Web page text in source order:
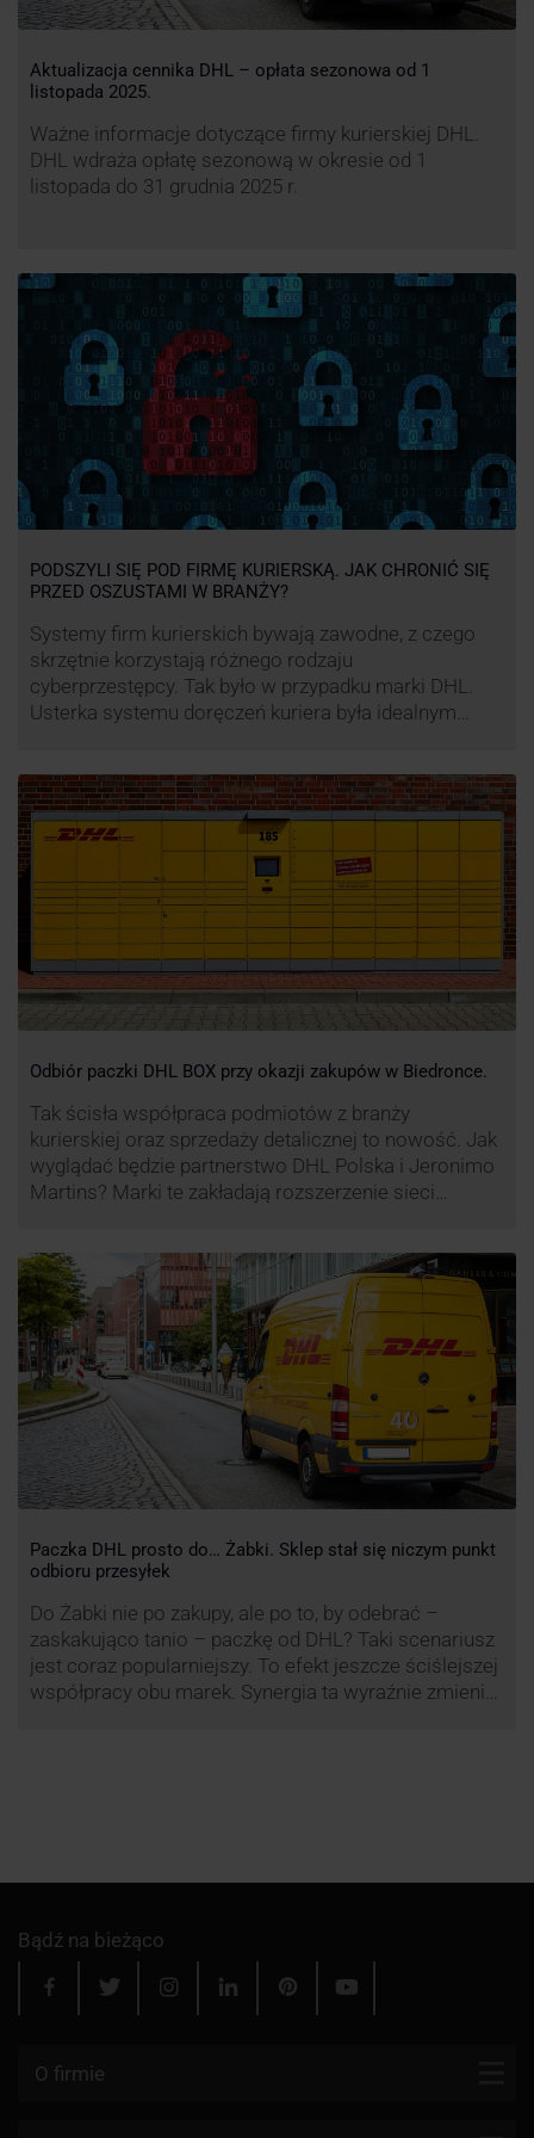
Aktualizacja cennika DHL – opłata sezonowa od 1
listopada 2025.
Ważne informacje dotyczące firmy kurierskiej DHL.
DHL wdraża opłatę sezonową w okresie od 1
listopada do 31 grudnia 2025 r.
PODSZYLI SIĘ POD FIRMĘ KURIERSKĄ. JAK CHRONIĆ SIĘ
PRZED OSZUSTAMI W BRANŻY?
Systemy firm kurierskich bywają zawodne, z czego
skrzętnie korzystają różnego rodzaju
cyberprzestępcy. Tak było w przypadku marki DHL.
Usterka systemu doręczeń kuriera była idealnym
oszukać cyberprzestępcom, którzy próbują
wykorzystać problemy przedsiębiorstw działających
w branży kurierskiej?
Odbiór paczki DHL BOX przy okazji zakupów w Biedronce.
Tak ścisła współpraca podmiotów z branży
kurierskiej oraz sprzedaży detalicznej to nowość. Jak
wyglądać będzie partnerstwo DHL Polska i Jeronimo
Martins? Marki te zakładają rozszerzenie sieci
Paczka DHL prosto do… Żabki. Sklep stał się niczym punkt
odbioru przesyłek
Do Żabki nie po zakupy, ale po to, by odebrać –
zaskakująco tanio – paczkę od DHL? Taki scenariusz
jest coraz popularniejszy. To efekt jeszcze ściślejszej
współpracy obu marek. Synergia ta wyraźnie zmienia
Bądź na bieżąco
O firmie